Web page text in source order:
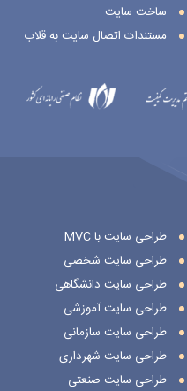
ساخت سایت
مستندات اتصال سایت به قلاب
طراحی سایت با MVC
طراحی سایت شخصی
طراحی سایت دانشگاهی
طراحی سایت آموزشی
طراحی سایت سازمانی
طراحی سایت شهرداری
طراحی سایت صنعتی